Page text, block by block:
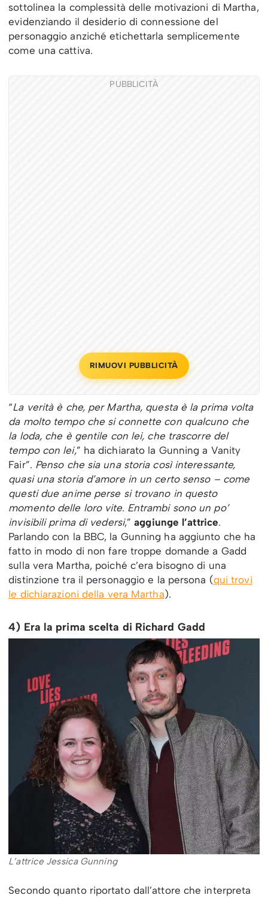
sottolinea la complessità delle motivazioni di Martha,
evidenziando il desiderio di connessione del
personaggio anziché etichettarla semplicemente
come una cattiva.
PUBBLICITÀ
RIMUOVI PUBBLICITÀ
“La verità è che, per Martha, questa è la prima volta
da molto tempo che si connette con qualcuno che
la loda, che è gentile con lei, che trascorre del
tempo con lei,” ha dichiarato la Gunning a Vanity
Fair”. Penso che sia una storia così interessante,
quasi una storia d’amore in un certo senso – come
questi due anime perse si trovano in questo
momento delle loro vite. Entrambi sono un po’
invisibili prima di vedersi,”aggiunge l’attrice.
Parlando con la BBC, la Gunning ha aggiunto che ha
fatto in modo di non fare troppe domande a Gadd
sulla vera Martha, poiché c’era bisogno di una
distinzione tra il personaggio e la persona (qui trovi
le dichiarazioni della vera Martha).
4) Era la prima scelta di Richard Gadd
L’attrice Jessica Gunning
Secondo quanto riportato dall’attore che interpreta